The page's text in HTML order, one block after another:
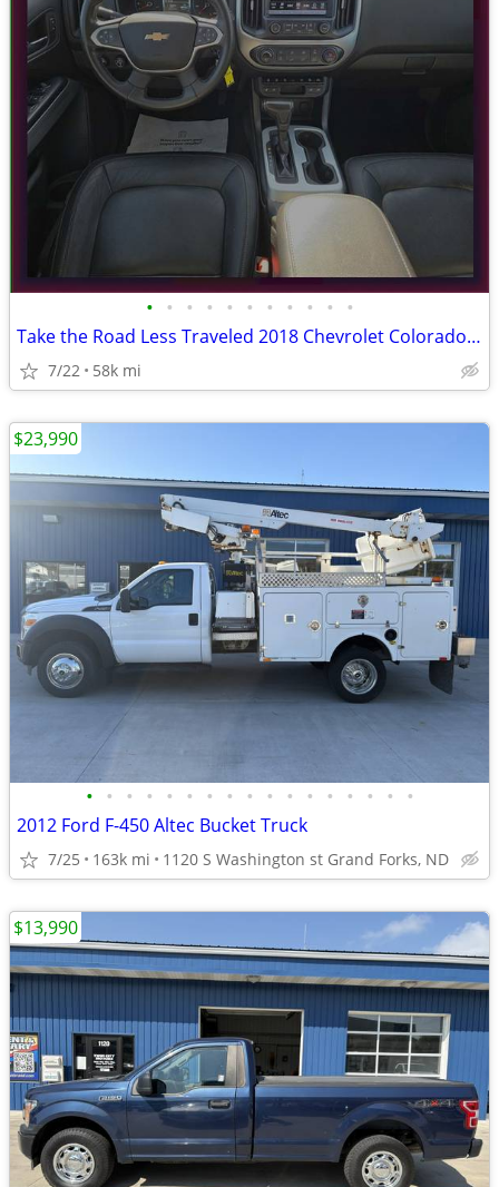
• • • • • • • • • • •
Take the Road Less Traveled 2018 Chevrolet Colorado ZR2 4WD Pickup
7/22 58k mi
• • • • • • • • • • • • • • • • •
2012 Ford F-450 Altec Bucket Truck
7/25 163k mi 1120 S Washington st Grand Forks, ND
$23,990
$13,990